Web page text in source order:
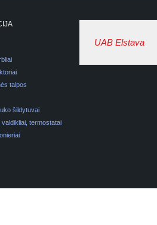
talpos
šildytuvai
valdikliai, termostatai
UAB Elstava